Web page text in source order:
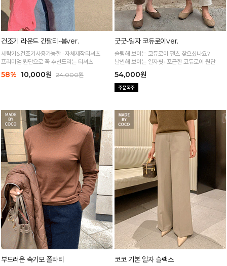
건조기 라운드 긴팔티-봄ver.
세탁기&건조기사용가능한 -자체제작티셔츠
프리미엄 원단으로 꼭 추천드리는 티셔츠
58% 10,000원 24,000원
굿굿-일자 코듀로이ver.
슬림해 보이는 코듀로이 팬츠 찾으셨나요?
날씬해 보이는 일자핏+포근한 코듀로이 원단
54,000원
부드러운 속기모 폴라티 코코 기본 일자 슬랙스